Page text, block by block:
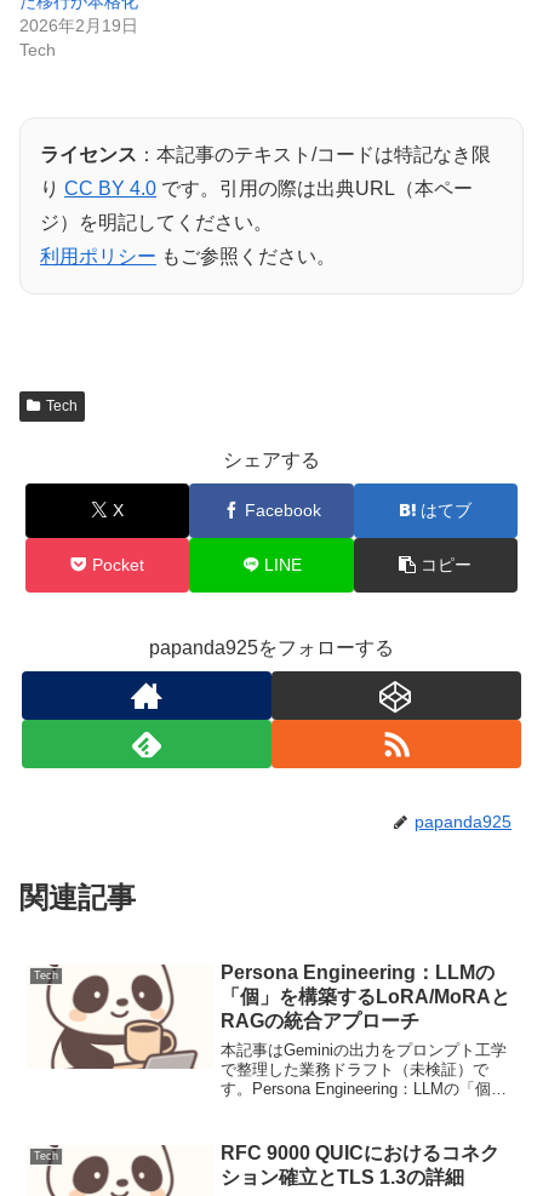
2026年2月19日
Tech
ライセンス ：本記事のテキスト/コードは特記なき限
り CC BY 4.0 です。引用の際は出典URL（本ペー
ジ）を明記してください。
利用ポリシー もご参照ください。
Tech
シェアする
X Facebook はてブ
Pocket LINE コピー
papanda925をフォローする
papanda925
関連記事
Tech
Persona Engineering：LLMの
「個」を構築するLoRA/MoRAと
RAGの統合アプローチ
本記事はGeminiの出力をプロンプト工学
で整理した業務ドラフト（未検証）で
す。Persona Engineering：LLMの「個」
格や口調（キャラ付け）...
Tech
RFC 9000 QUICにおけるコネク
ション確立とTLS 1.3の詳細